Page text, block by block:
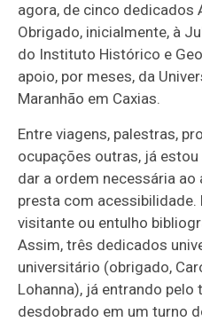
agora, de cinco
Obrigado, inicialmente, à
do Instituto Histórico e
apoio, por meses, da
Maranhão em Caxias.
Entre viagens, palestras,
ocupações outras, já
dar a ordem necessária
presta com acessibilidade.
visitante ou entulho
Assim, três dedicados
universitário (obrigado,
Lohanna), já entrando
desdobrado em um turno